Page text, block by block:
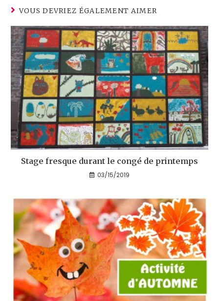
VOUS DEVRIEZ ÉGALEMENT AIMER
Stage fresque durant le congé de printemps
03/15/2019